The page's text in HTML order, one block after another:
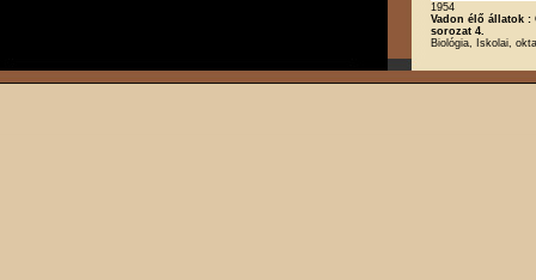
1954
Vadon élő állatok :
sorozat 4.
Biológia, Iskolai,